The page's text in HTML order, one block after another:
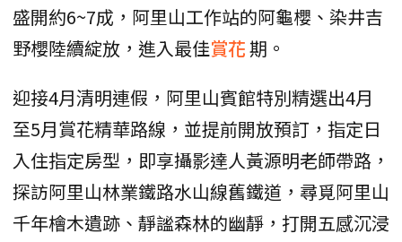
盛開約6~7成，阿里山工作站的阿龜櫻、染井吉
野櫻陸續綻放，進入最佳賞花期。
迎接4月清明連假，阿里山賓館特別精選出4月
至5月賞花精華路線，並提前開放預訂，指定日
入住指定房型，即享攝影達人黃源明老師帶路，
探訪阿里山林業鐵路水山線舊鐵道，尋覓阿里山
千年檜木遺跡、靜謐森林的幽靜，打開五感沉浸